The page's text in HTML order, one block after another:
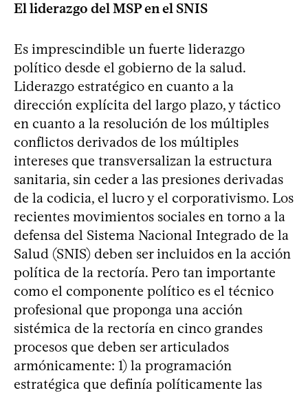
El liderazgo del MSP en el SNIS
Es imprescindible un fuerte liderazgo
político desde el gobierno de la salud.
Liderazgo estratégico en cuanto a la
dirección explícita del largo plazo, y táctico
en cuanto a la resolución de los múltiples
conflictos derivados de los múltiples
intereses que transversalizan la estructura
sanitaria, sin ceder a las presiones derivadas
de la codicia, el lucro y el corporativismo. Los
recientes movimientos sociales en torno a la
defensa del Sistema Nacional Integrado de la
Salud (SNIS) deben ser incluidos en la acción
política de la rectoría. Pero tan importante
como el componente político es el técnico
profesional que proponga una acción
sistémica de la rectoría en cinco grandes
procesos que deben ser articulados
armónicamente: 1) la programación
estratégica que definía políticamente las